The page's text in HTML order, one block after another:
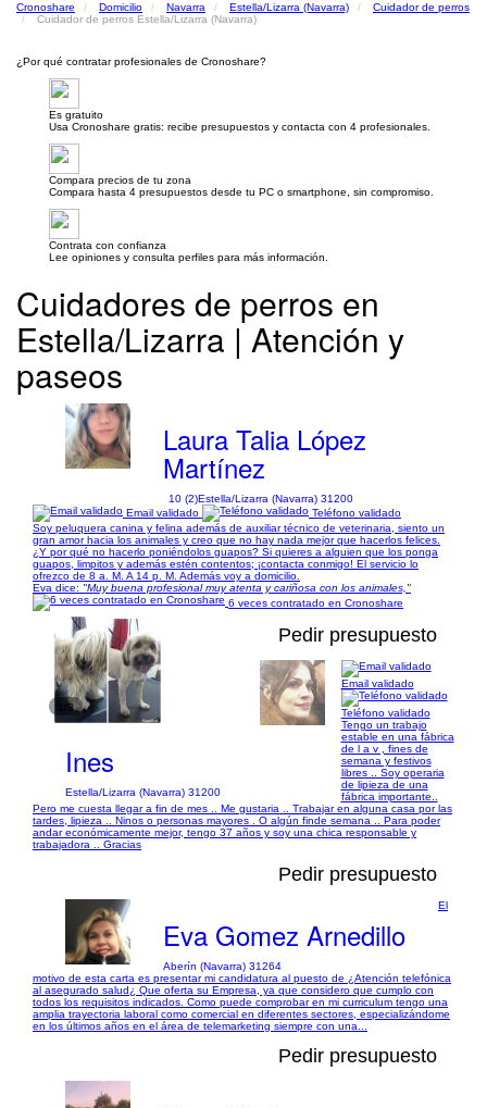
Cronoshare Domicilio Navarra Estella/Lizarra (Navarra)
Cuidador de perros
Cuidador de perros Estella/Lizarra (Navarra)
¿Por qué contratar profesionales de Cronoshare?
Es gratuito
Usa Cronoshare gratis: recibe presupuestos y contacta con 4 profesionales.
Compara precios de tu zona
Compara hasta 4 presupuestos desde tu PC o smartphone, sin compromiso.
Contrata con confianza
Lee opiniones y consulta perfiles para más información.
Cuidadores de perros en
Estella/Lizarra | Atención y
paseos
Laura Talia López
Martínez
10 (2)Estella/Lizarra (Navarra) 31200
Email validado
Teléfono validado
Soy peluquera canina y felina además de auxiliar técnico de veterinaria, siento un
gran amor hacia los animales y creo que no hay nada mejor que hacerlos felices.
¿Y por qué no hacerlo poniéndolos guapos? Si quieres a alguien que los ponga
guapos, limpitos y además estén contentos; ¡contacta conmigo! El servicio lo
ofrezco de 8 a. M. A 14 p. M. Además voy a domicilio.
Eva dice: "Muy buena profesional muy atenta y cariñosa con los animales,"
6 veces contratado en Cronoshare
1/3
Pedir presupuesto
Ines
Estella/Lizarra (Navarra) 31200
Email validado
Teléfono validado
Tengo un trabajo
estable en una fábrica
de l a v , fines de
semana y festivos
libres .. Soy operaria
de lipieza de una
fábrica importante..
Pero me cuesta llegar a fin de mes .. Me gustaria .. Trabajar en alguna casa por las
tardes, lipieza .. Ninos o personas mayores . O algún finde semana .. Para poder
andar económicamente mejor, tengo 37 años y soy una chica responsable y
trabajadora .. Gracias
Pedir presupuesto
Eva Gomez Arnedillo
Aberín (Navarra) 31264
El
motivo de esta carta es presentar mi candidatura al puesto de ¿Atención telefónica
al asegurado salud¿ Que oferta su Empresa, ya que considero que cumplo con
todos los requisitos indicados. Como puede comprobar en mi curriculum tengo una
amplia trayectoria laboral como comercial en diferentes sectores, especializándome
en los últimos años en el área de telemarketing siempre con una...
Pedir presupuesto